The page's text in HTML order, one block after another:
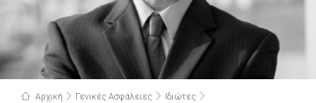
Αρχική Γενικές Ασφάλειες
Ιδιώτες